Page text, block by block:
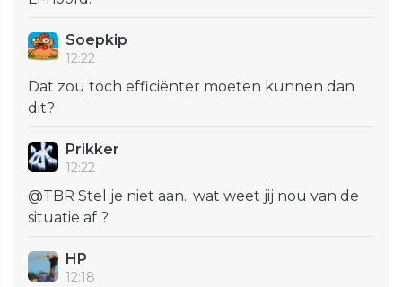
Soepkip
12:22
Dat zou toch efficiënter moeten kunnen dan
dit?
Prikker
12:22
@TBR Stel je niet aan.. wat weet jij nou van de
situatie af ?
HP
12:18